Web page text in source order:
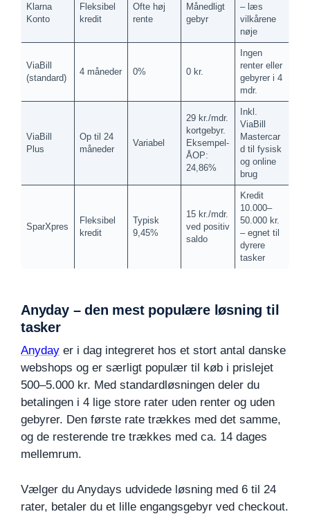
Klarna
Konto
Fleksibel
kredit
Ofte høj
rente
Månedligt
gebyr
– læs
vilkårene
nøje
ViaBill
(standard)
4 måneder 0% 0 kr.
Ingen
renter eller
gebyrer i 4
mdr.
ViaBill
Plus
Op til 24
måneder
Variabel
29 kr./mdr.
kortgebyr.
Eksempel-
ÅOP:
24,86%
Inkl.
ViaBill
Mastercar
d til fysisk
og online
brug
SparXpres
Fleksibel
kredit
Typisk
9,45%
15 kr./mdr.
ved positiv
saldo
Kredit
10.000–
50.000 kr.
– egnet til
dyrere
tasker
Anyday – den mest populære løsning til
tasker
Anyday er i dag integreret hos et stort antal danske
webshops og er særligt populær til køb i prislejet
500–5.000 kr. Med standardløsningen deler du
betalingen i 4 lige store rater uden renter og uden
gebyrer. Den første rate trækkes med det samme,
og de resterende tre trækkes med ca. 14 dages
mellemrum.
Vælger du Anydays udvidede løsning med 6 til 24
rater, betaler du et lille engangsgebyr ved checkout.